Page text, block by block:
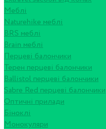
Меблі
Naturehike меблі
BRS меблі
Brain меблі
Перцеві балончики
Терен перцеві балончики
Ballistol перцеві балончики
Sabre Red перцеві балончики
Оптичні прилади
Біноклі
Монокуляри